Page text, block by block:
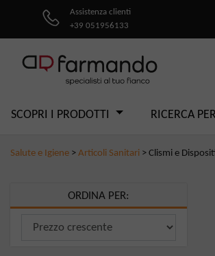
Assistenza clienti
+39 051956133
SCOPRI I PRODOTTI RICERCA
Salute e Igiene > Articoli Sanitari > Clismi e
ORDINA PER: